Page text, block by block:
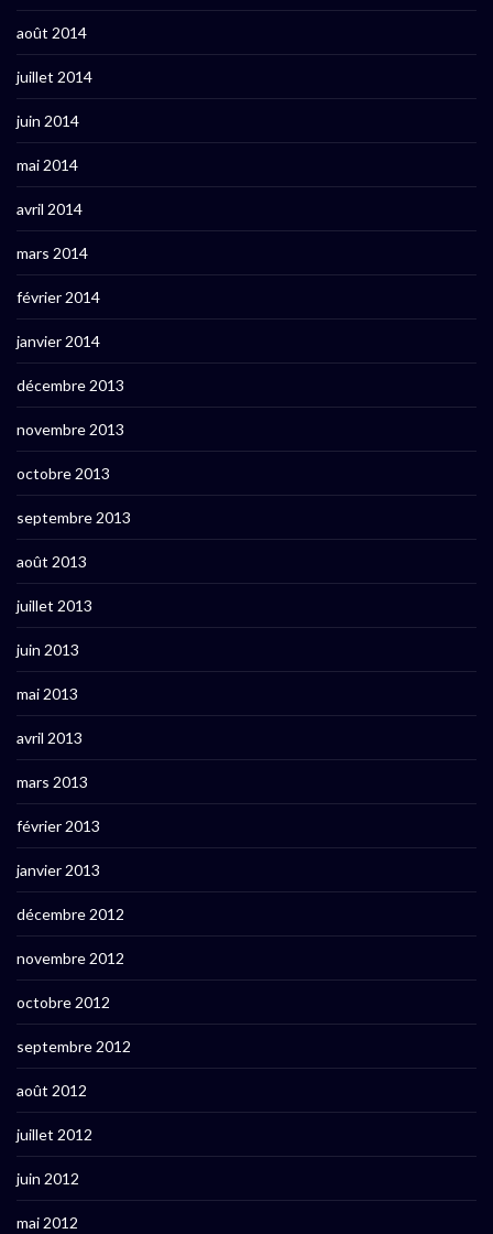
août 2014
juillet 2014
juin 2014
mai 2014
avril 2014
mars 2014
février 2014
janvier 2014
décembre 2013
novembre 2013
octobre 2013
septembre 2013
août 2013
juillet 2013
juin 2013
mai 2013
avril 2013
mars 2013
février 2013
janvier 2013
décembre 2012
novembre 2012
octobre 2012
septembre 2012
août 2012
juillet 2012
juin 2012
mai 2012